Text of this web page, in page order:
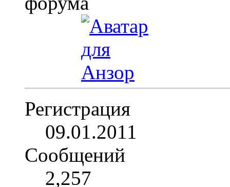
Регистрация
09.01.2011
Сообщений
2,257